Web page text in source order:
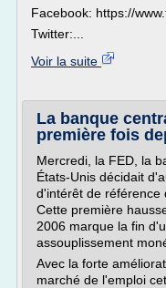
Facebook: https://
Twitter:...
Voir la suite
La banque
première fois
Mercredi, la FED, la
États-Unis décidait
d'intérêt de référence
Cette première
2006 marque la fin
assouplissement
Avec la forte
marché de l'emploi